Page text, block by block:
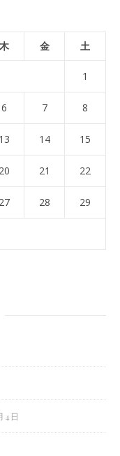
木 金 土
1
6 7 8
13 14 15
20 21 22
27 28 29
4日